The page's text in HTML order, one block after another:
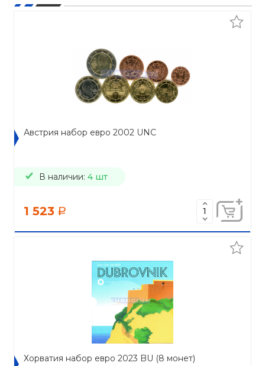
Австрия набор евро 2002 UNC
В наличии: 4 шт
1 523 a
Хорватия набор евро 2023 BU (8 монет)